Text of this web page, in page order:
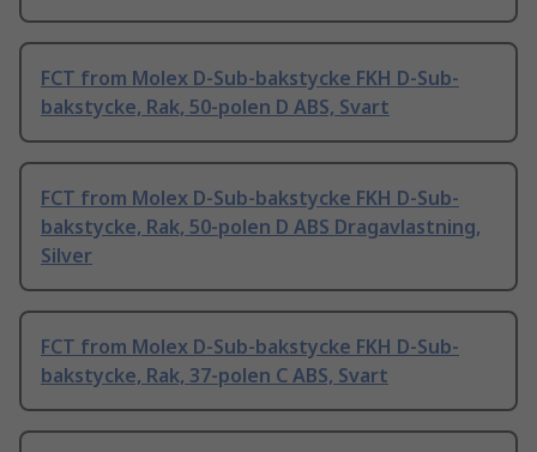
FCT from Molex D-Sub-bakstycke FKH D-Sub-
bakstycke, Rak, 50-polen D ABS, Svart
FCT from Molex D-Sub-bakstycke FKH D-Sub-
bakstycke, Rak, 50-polen D ABS Dragavlastning,
Silver
FCT from Molex D-Sub-bakstycke FKH D-Sub-
bakstycke, Rak, 37-polen C ABS, Svart